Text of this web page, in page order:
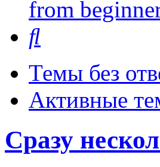
from
Темы без
Активные
Сразу